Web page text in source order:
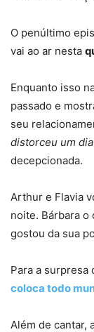
O penúltimo
vai ao ar nesta
Enquanto isso
passado e
seu
distorceu um
decepcionada.
Arthur e Flavia
noite. Bárbara o
gostou da sua
Para a surpresa
coloca todo
Além de cantar,